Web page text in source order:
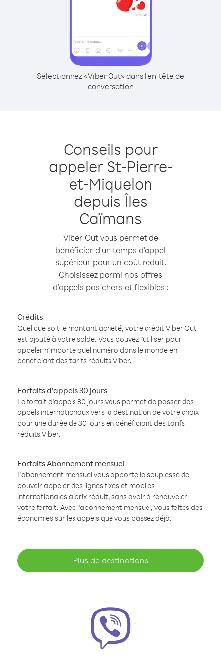
Sélectionnez «Viber Out» dans l'en-tête de
conversation
Conseils pour
appeler St-Pierre-
et-Miquelon
depuis Îles
Caïmans
Viber Out vous permet de
bénéficier d'un temps d'appel
supérieur pour un coût réduit.
Choisissez parmi nos offres
d'appels pas chers et flexibles :
Crédits
Quel que soit le montant acheté, votre crédit Viber Out
est ajouté à votre solde. Vous pouvez l'utiliser pour
appeler n'importe quel numéro dans le monde en
bénéficiant des tarifs réduits Viber.
Forfaits d'appels 30 jours
Le forfait d'appels 30 jours vous permet de passer des
appels internationaux vers la destination de votre choix
pour une durée de 30 jours en bénéficiant des tarifs
réduits Viber.
Forfaits Abonnement mensuel
L'abonnement mensuel vous apporte la souplesse de
pouvoir appeler des lignes fixes et mobiles
internationales à prix réduit, sans avoir à renouveler
votre forfait. Avec l'abonnement mensuel, vous faites des
économies sur les appels que vous passez déjà.
Plus de destinations